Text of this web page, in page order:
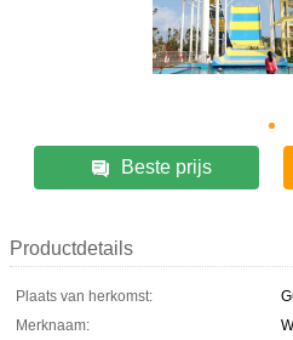
Beste prijs
Productdetails
Plaats van herkomst:
Merknaam: